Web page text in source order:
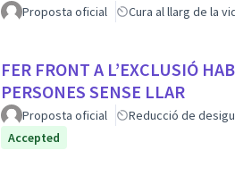
Proposta oficial Cura al llarg de la
FER FRONT A L’EXCLUSIÓ
PERSONES SENSE LLAR
Proposta oficial Reducció de
Accepted